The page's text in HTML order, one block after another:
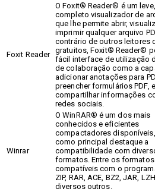
Foxit Reader
O Foxit® Reader® é um
completo visualizador de
que lhe permite abrir,
imprimir qualquer arquivo
contrário de outros leitores
gratuitos, Foxit® Reader®
fácil interface de utilização
de colaboração como a
adicionar anotações para
preencher formulários PDF, e
compartilhar informações
redes sociais.
Winrar
O WinRAR® é um dos mais
conhecidos e eficientes
compactadores
como principal destaque a
compatibilidade com
formatos. Entre os formatos
compatíveis com o
ZIP, RAR, ACE, BZ2, JAR,
diversos outros.